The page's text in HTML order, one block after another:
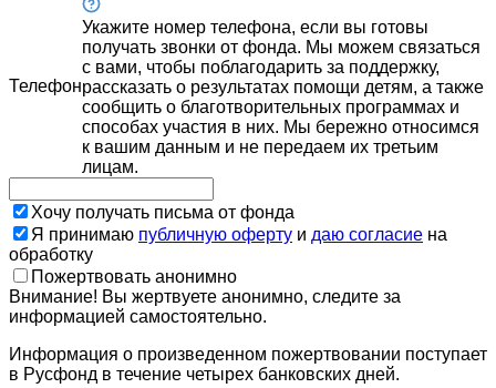
Телефон
Укажите номер телефона, если вы готовы
получать звонки от фонда. Мы можем связаться
с вами, чтобы поблагодарить за поддержку,
рассказать о результатах помощи детям, а также
сообщить о благотворительных программах и
способах участия в них. Мы бережно относимся
к вашим данным и не передаем их третьим
лицам.
Хочу получать письма от фонда
Я принимаю публичную оферту и даю согласие на
обработку
Пожертвовать анонимно
Внимание! Вы жертвуете анонимно, следите за
информацией самостоятельно.
Информация о произведенном пожертвовании поступает
в Русфонд в течение четырех банковских дней.